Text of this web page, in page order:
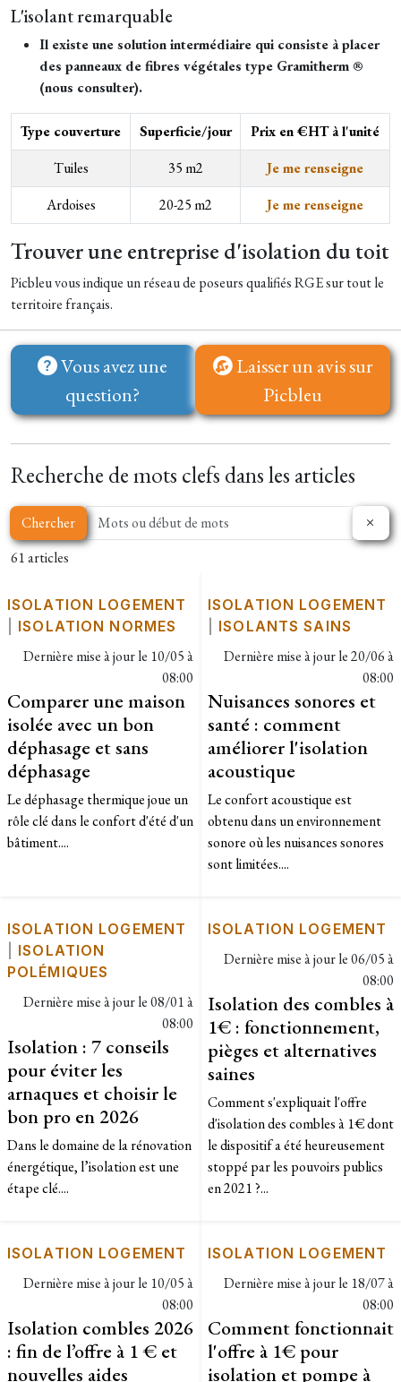
L'isolant remarquable
Il existe une solution intermédiaire qui consiste à placer
des panneaux de fibres végétales type Gramitherm ®
(nous consulter).
Type couverture Superficie/jour
Prix en €HT à l'unité
Tuiles
35 m2
Je me renseigne
Ardoises
20-25 m2 Je me renseigne
Trouver une entreprise d'isolation du toit
Picbleu vous indique un réseau de poseurs qualifiés RGE sur tout le
territoire français.
Vous avez une
question?
Laisser un avis sur
Picbleu
Recherche de mots clefs dans les articles
Chercher
61 articles
ISOLATION LOGEMENT
ISOLATION NORMES
Dernière mise à jour le 10/05 à
08:00
Comparer une maison
isolée avec un bon
déphasage et sans
déphasage
Le déphasage thermique joue un
rôle clé dans le confort d'été d'un
bâtiment....
ISOLATION LOGEMENT
ISOLANTS SAINS
Dernière mise à jour le20/06 à
08:00
Nuisances sonores et
santé : comment
améliorer l'isolation
acoustique
Le confort acoustique est
obtenu dans un environnement
sonore où les nuisances sonores
sont limitées....
ISOLATION LOGEMENT
ISOLATION
POLÉMIQUES
Dernière mise à jour le08/01 à
08:00
Isolation : 7 conseils
pour éviter les
arnaques et choisir le
bon pro en 2026
Dans le domaine de la rénovation
énergétique, l’isolation est une
étape clé....
ISOLATION LOGEMENT
Dernière mise à jour le06/05 à
08:00
Isolation des combles à
1€ : fonctionnement,
pièges et alternatives
saines
Comment s'expliquait l'offre
d'isolation des combles à 1€ dont
le dispositif a été heureusement
stoppé par les pouvoirs publics
en 2021 ?...
ISOLATION LOGEMENT
Dernière mise à jour le 10/05 à
08:00
Isolation combles 2026
: fin de l’offre à 1 € et
nouvelles aides
ISOLATION LOGEMENT
Dernière mise à jour le 18/07 à
08:00
Comment fonctionnait
l'offre à 1€ pour
isolation et pompe à